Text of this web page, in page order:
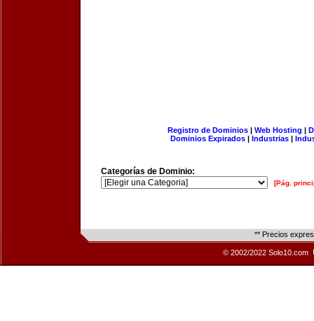
Registro de Dominios| Web Hosting |
Dominios Expirados | Industrias |
Categorías de Dominio:
[Pág.
** Precios
© 2002/2022 Solo10.com